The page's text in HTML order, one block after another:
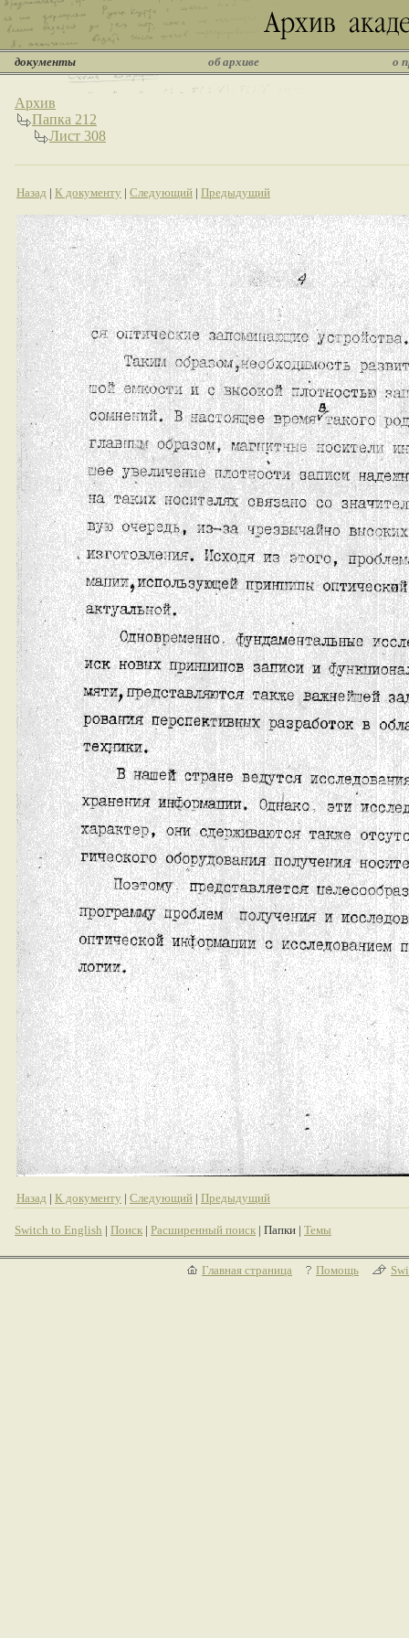
документы об архиве о
Архив
Папка 212
Лист 308
Назад | К документу | Следующий | Предыдущий
Назад | К документу | Следующий | Предыдущий
Switch to English | Поиск | Расширенный поиск | Папки | Темы
Главная страница Помощь